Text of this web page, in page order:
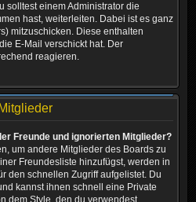
solltest einem Administrator die
hast, weiterleiten. Dabei ist es ganz
mitzuschicken. Diese enthalten
E-Mail verschickt hat. Der
reagieren.
Freunde und ignorierten Mitglieder?
um andere Mitglieder des Boards zu
Freundesliste hinzufügst, werden in
den schnellen Zugriff aufgelistet. Du
kannst ihnen schnell eine Private
dem Style, den du verwendest,